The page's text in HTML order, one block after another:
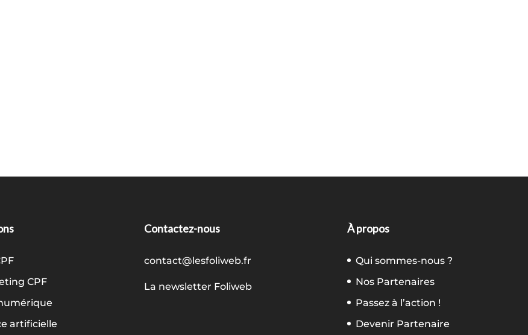
CPF
artificielle
Contactez-nous
contact@lesfoliweb.fr
La newsletter Foliweb
À propos
Qui sommes-nous ?
Nos Partenaires
Passez à l’action !
Devenir Partenaire